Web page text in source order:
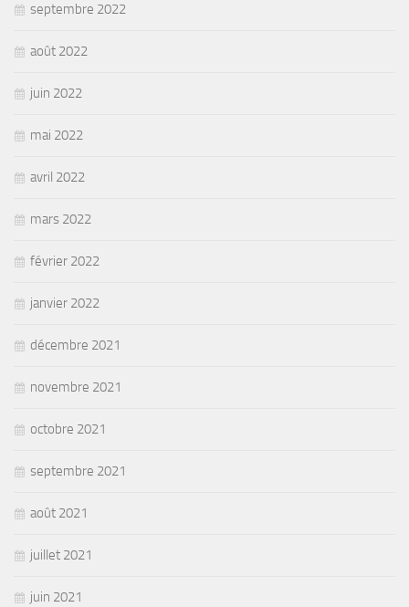
septembre 2022
août 2022
juin 2022
mai 2022
avril 2022
mars 2022
février 2022
janvier 2022
décembre 2021
novembre 2021
octobre 2021
septembre 2021
août 2021
juillet 2021
juin 2021